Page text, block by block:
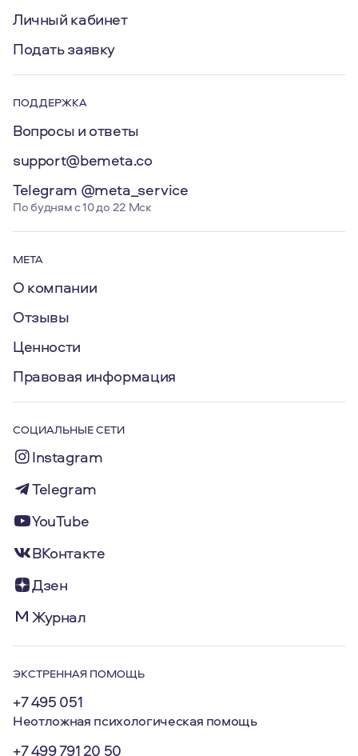
Личный кабинет
Подать заявку
ПОДДЕРЖКА
Вопросы и ответы
support@bemeta.co
Telegram @meta_service
По будням с 10 до 22 Мск
МЕТА
О компании
Отзывы
Ценности
Правовая информация
СОЦИАЛЬНЫЕ СЕТИ
Instagram
Telegram
YouTube
ВКонтакте
Дзен
Журнал
ЭКСТРЕННАЯ ПОМОЩЬ
+7 495 051
Неотложная психологическая помощь
+7 499 791 20 50